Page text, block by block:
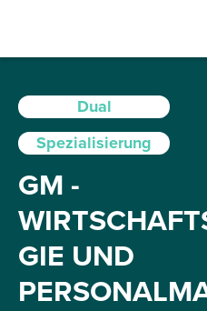
Dual
Spezialisierung
GM -
GIE UND